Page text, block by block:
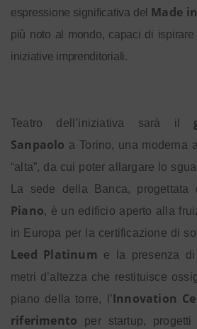
espressione significativa del Made
più noto al mondo, capaci di
iniziative imprenditoriali.
Teatro dell’iniziativa sarà il
Sanpaolo a Torino, una moderna
“alta”, da cui poter allargare lo
La sede della Banca, progettata
Piano, è un edificio aperto alla
in Europa per la certificazione di
Leed Platinum
e la presenza
metri d’altezza che restituisce
piano della torre, l’Innovation
riferimento per startup,